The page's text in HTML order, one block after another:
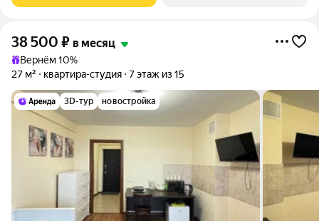
38 500 ₽ в месяц
Вернём 10%
27 м²
квартира-студия 7 этаж из 15
3D-тур новостройка